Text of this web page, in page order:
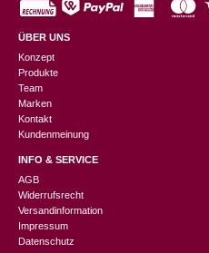
ÜBER UNS
Konzept
Produkte
Team
Marken
Kontakt
Kundenmeinung
INFO & SERVICE
AGB
Widerrufsrecht
Versandinformation
Impressum
Datenschutz